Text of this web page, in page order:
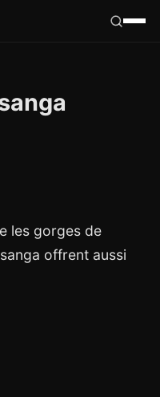
les gorges de
offrent aussi